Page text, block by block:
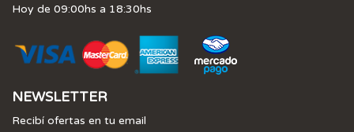
Hoy de 09:00hs a 18:30hs
NEWSLETTER
Recibí ofertas en tu email